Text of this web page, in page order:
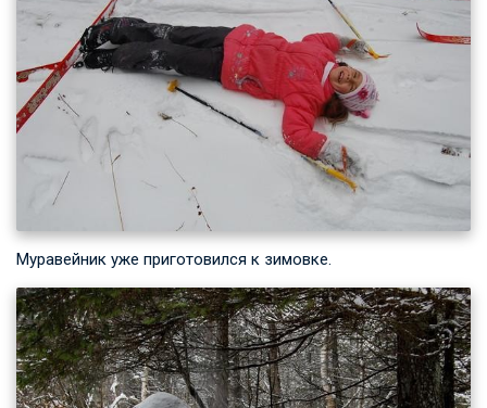
Муравейник уже приготовился к зимовке.